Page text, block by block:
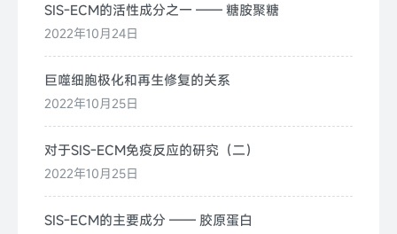
SIS-ECM的活性成分之一 —— 糖胺聚糖
2022年10月24日
巨噬细胞极化和再生修复的关系
2022年10月25日
对于SIS-ECM免疫反应的研究（二）
2022年10月25日
SIS-ECM的主要成分 —— 胶原蛋白